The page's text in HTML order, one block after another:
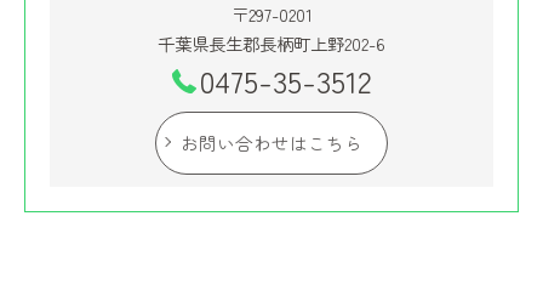
〒297-0201
千葉県長生郡長柄町上野202-6
0475-35-3512
お問い合わせはこちら